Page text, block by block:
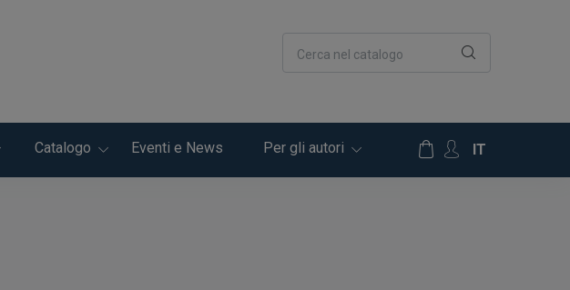
Cerca nel catalogo
Catalogo Eventi e News Per gli autori IT